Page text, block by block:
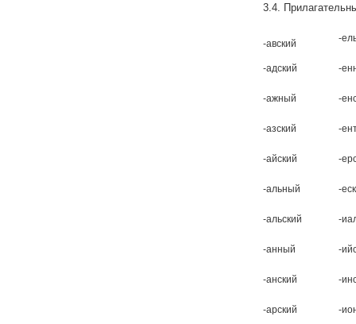
3.4.
-авский -
-адский -
-ажный -
-азский -
-айский -
-альный -
-альский -
-анный -
-анский -
-арский -